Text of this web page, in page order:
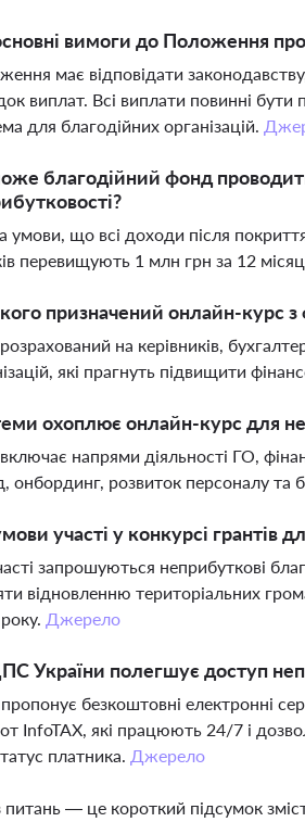
вимоги до Положення
має відповідати
виплат. Всі виплати повинні бути
для благодійних організацій.
благодійний фонд
умови, що всі доходи після
перевищують 1 млн грн за 12
призначений онлайн-курс
на керівників,
які прагнуть підвищити
охоплює онлайн-курс для
напрями діяльності ГО,
онбординг, розвиток персоналу
участі у конкурсі грантів
запрошуються неприбуткові
відновленню територіальних
Джерело
України полегшує доступ
безкоштовні електронні
InfoTAX, які працюють 24/7 і
платника. Джерело
— це короткий підсумок